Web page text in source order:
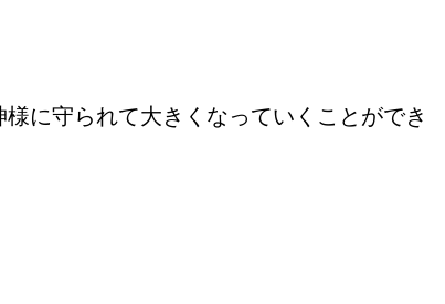
に守られて大きくなっていくことができ